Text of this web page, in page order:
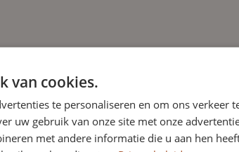
specifieke eisen en taken
en organisaties met
van cookies.
te personaliseren en om ons verkeer
uw gebruik van onze site met onze
met andere informatie die u aan hen